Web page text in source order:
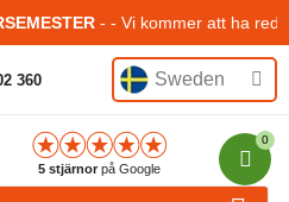
- - Vi kommer att ha
360 Sweden
5 stjärnorpå Google